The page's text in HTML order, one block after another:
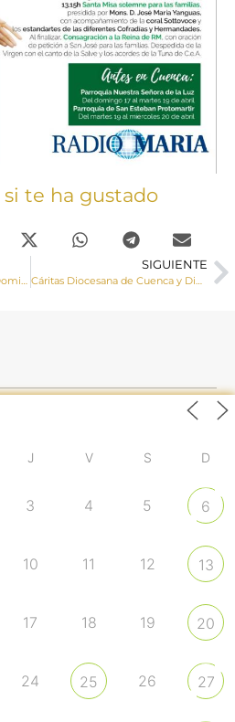
te ha gustado
Homilía del Sr. Obispo en el Domingo de Resurrección 2022: ¡Cristo vive!
SIGUIENTE
Cáritas Diocesana de Cuenca y Diputación unidos en proyectos de ayuda humanitaria
J V S D
3 4 5 6
10 11 12 13
17 18 19 20
24 25 26 27